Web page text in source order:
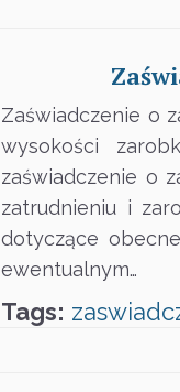
Zaświadczenie o
wysokości
zaświadczenie o
zatrudnieniu i
dotyczące
ewentualnym…
Tags: